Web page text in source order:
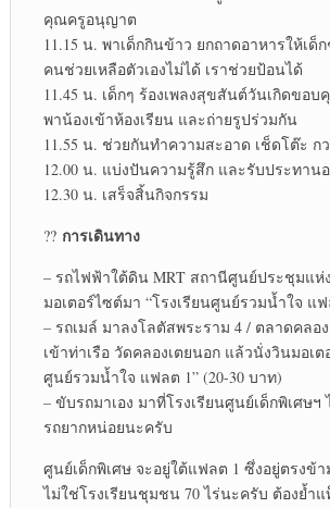
คุณครูอนุญาต
11.15 น. พาเด็กกินข้าว ยกถาดอาหารให้เ
คนช่วยเหลือตัวเองไม่ได้ เราช่วยป้อนได้
11.45 น. เด็กๆ ร้องเพลงสุขสันต์วันเกิดขอ
พาน้องเข้าห้องเรียน และถ่ายรูปร่วมกัน
11.55 น. ช่วยกันทำความสะอาด เช็ดโต๊ะ ก
12.00 น. แบ่งปันความรู้สึก และรับประทาน
12.30 น. เสร็จสิ้นกิจกรรม
?? การเดินทาง
– รถไฟฟ้าใต้ดิน MRT สถานีศูนย์ประชุมแ
มอเตอร์ไซต์มา “โรงเรียนศูนย์รวมน้ำใจ แฟ
– รถเมล์ มาลงโลตัสพระราม 4 / ตลาดคลอ
เข้าท่าเรือ วัดคลองเตยนอก แล้วนั่งวินมอเต
ศูนย์รวมน้ำใจ แฟลต 1” (20-30 บาท)
– ขับรถมาเอง มาที่โรงเรียนศูนย์เด็กพิเศษฯ
รถยากหน่อยนะครับ
ศูนย์เด็กพิเศษ จะอยู่ใต้แฟลต 1 ซึ่งอยู่ตรงข้
ไม่ใช่โรงเรียนชุมชน 70 ไร่นะครับ ต้องย้ำ